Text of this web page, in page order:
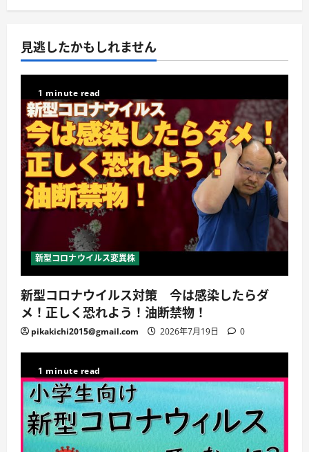
見逃したかもしれません
1 minute read
新型コロナウイルス変異株
新型コロナウイルス対策 今は感染したらダ
メ！正しく恐れよう！油断禁物！
pikakichi2015@gmail.com 2026年7月19日 0
1 minute read